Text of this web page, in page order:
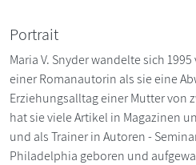
Portrait
Maria V. Snyder wandelte sich
einer Romanautorin als sie eine
Erziehungsalltag einer Mutter von
hat sie viele Artikel in Magazinen
und als Trainer in Autoren -
Philadelphia geboren und